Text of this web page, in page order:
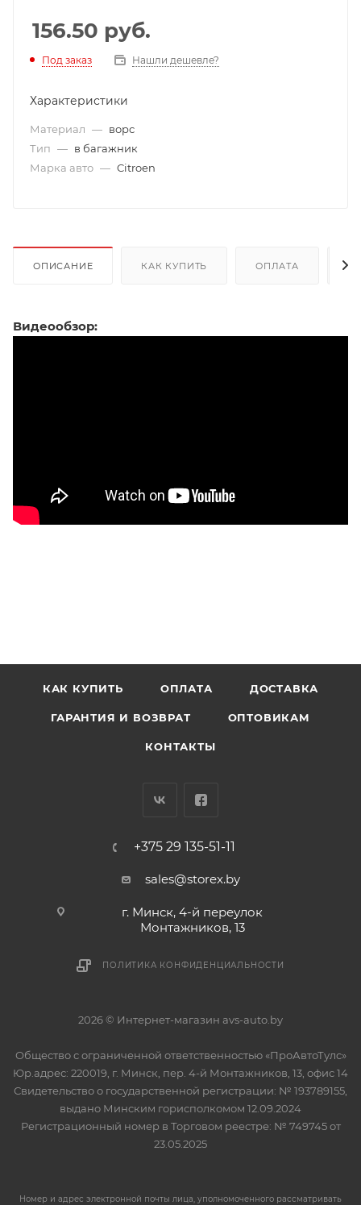
156.50 руб.
Под заказ Нашли дешевле?
Характеристики
Материал — ворс
Тип — в багажник
Марка авто — Citroen
ОПИСАНИЕ КАК КУПИТЬ ОПЛАТА
Видеообзор:
КАК КУПИТЬ ОПЛАТА ДОСТАВКА
ГАРАНТИЯ И ВОЗВРАТ ОПТОВИКАМ
КОНТАКТЫ
+375 29 135-51-11
sales@storex.by
г. Минск, 4-й переулок
Монтажников, 13
ПОЛИТИКА КОНФИДЕНЦИАЛЬНОСТИ
2026 © Интернет-магазин avs-auto.by
Общество с ограниченной ответственностью «ПроАвтоТулс»
Юр.адрес: 220019, г. Минск, пер. 4-й Монтажников, 13, офис 14
Свидетельство о государственной регистрации: № 193789155,
выдано Минским горисполкомом 12.09.2024
Регистрационный номер в Торговом реестре: № 749745 от
23.05.2025
Номер и адрес электронной почты лица, уполномоченного рассматривать